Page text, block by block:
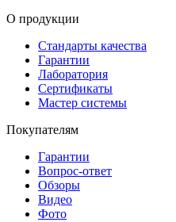
О продукции
Стандарты качества
Гарантии
Лаборатория
Сертификаты
Мастер системы
Покупателям
Гарантии
Вопрос-ответ
Обзоры
Видео
Фото